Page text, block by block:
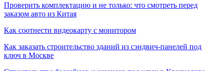
Проверить комплектацию и не только: что смотреть перед
заказом авто из Китая
Как соотнести видеокарту с монитором
Как заказать строительство зданий из сэндвич-панелей под
ключ в Москве